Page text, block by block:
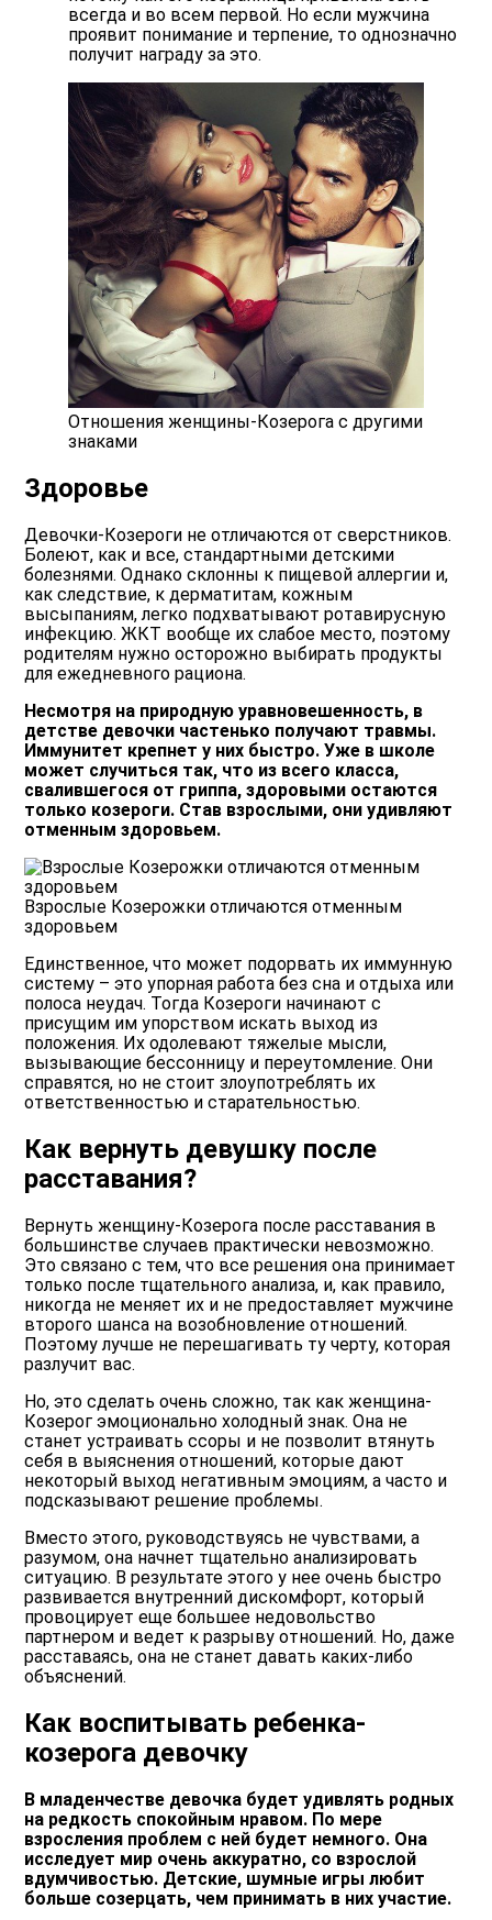
всегда и во всем первой. Но если мужчина
проявит понимание и терпение, то однозначно
получит награду за это.
Отношения женщины-Козерога с другими
знаками
Здоровье
Девочки-Козероги не отличаются от сверстников.
Болеют, как и все, стандартными детскими
болезнями. Однако склонны к пищевой аллергии и,
как следствие, к дерматитам, кожным
высыпаниям, легко подхватывают ротавирусную
инфекцию. ЖКТ вообще их слабое место, поэтому
родителям нужно осторожно выбирать продукты
для ежедневного рациона.
Несмотря на природную уравновешенность, в
детстве девочки частенько получают травмы.
Иммунитет крепнет у них быстро. Уже в школе
может случиться так, что из всего класса,
свалившегося от гриппа, здоровыми остаются
только козероги. Став взрослыми, они удивляют
отменным здоровьем.
Взрослые Козерожки отличаются отменным
здоровьем
Единственное, что может подорвать их иммунную
систему – это упорная работа без сна и отдыха или
полоса неудач. Тогда Козероги начинают с
присущим им упорством искать выход из
положения. Их одолевают тяжелые мысли,
вызывающие бессонницу и переутомление. Они
справятся, но не стоит злоупотреблять их
ответственностью и старательностью.
Как вернуть девушку после
расставания?
Вернуть женщину-Козерога после расставания в
большинстве случаев практически невозможно.
Это связано с тем, что все решения она принимает
только после тщательного анализа, и, как правило,
никогда не меняет их и не предоставляет мужчине
второго шанса на возобновление отношений.
Поэтому лучше не перешагивать ту черту, которая
разлучит вас.
Но, это сделать очень сложно, так как женщина-
Козерог эмоционально холодный знак. Она не
станет устраивать ссоры и не позволит втянуть
себя в выяснения отношений, которые дают
некоторый выход негативным эмоциям, а часто и
подсказывают решение проблемы.
Вместо этого, руководствуясь не чувствами, а
разумом, она начнет тщательно анализировать
ситуацию. В результате этого у нее очень быстро
развивается внутренний дискомфорт, который
провоцирует еще большее недовольство
партнером и ведет к разрыву отношений. Но, даже
расставаясь, она не станет давать каких-либо
объяснений.
Как воспитывать ребенка-
козерога девочку
В младенчестве девочка будет удивлять родных
на редкость спокойным нравом. По мере
взросления проблем с ней будет немного. Она
исследует мир очень аккуратно, со взрослой
вдумчивостью. Детские, шумные игры любит
больше созерцать, чем принимать в них участие.